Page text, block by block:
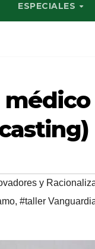
ESPECIALES
y
, #taller